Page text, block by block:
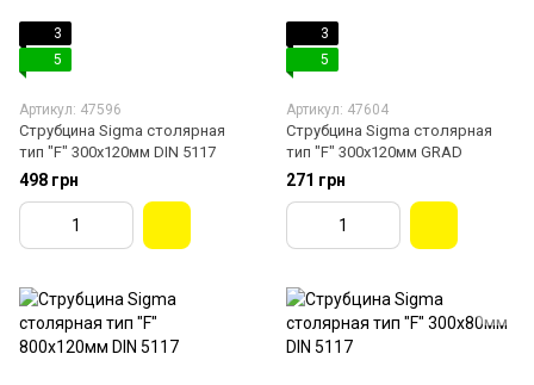
3
5
Артикул: 47596
Струбцина Sigma столярная
тип "F" 300x120мм DIN 5117
498 грн
3
5
Артикул: 47604
Струбцина Sigma столярная
тип "F" 300x120мм GRAD
271 грн